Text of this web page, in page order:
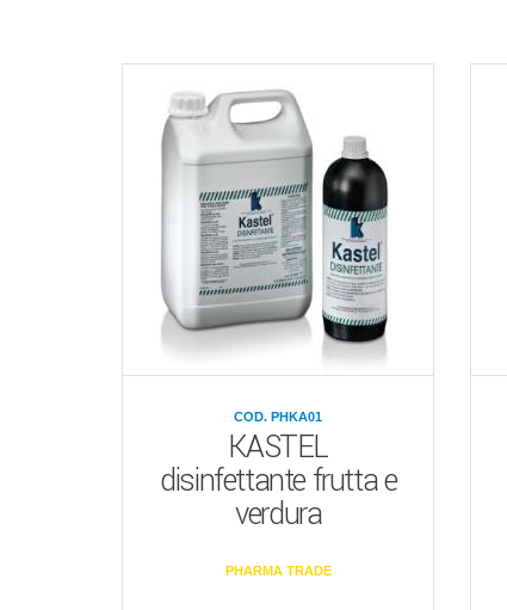
COD. PHKA01
KASTEL
disinfettante frutta e
verdura
PHARMA TRADE